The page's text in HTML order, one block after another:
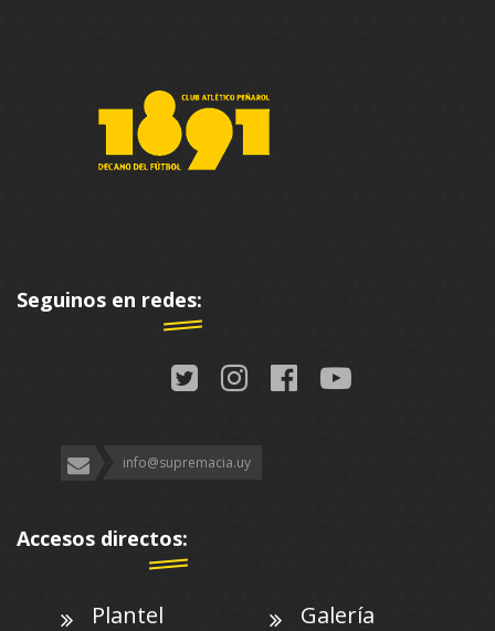
Seguinos en redes:
info@supremacia.uy
Accesos directos:
Plantel
Galería